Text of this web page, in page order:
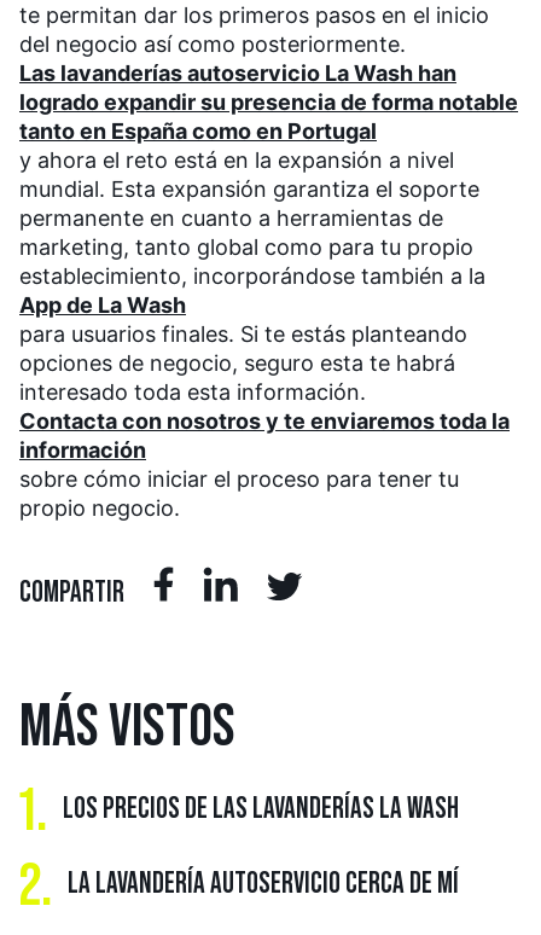
te permitan dar los primeros pasos en el inicio
del negocio así como posteriormente.
Las lavanderías autoservicio La Wash han
logrado expandir su presencia de forma notable
tanto en España como en Portugal
y ahora el reto está en la expansión a nivel
mundial. Esta expansión garantiza el soporte
permanente en cuanto a herramientas de
marketing, tanto global como para tu propio
establecimiento, incorporándose también a la
App de La Wash
para usuarios finales. Si te estás planteando
opciones de negocio, seguro esta te habrá
interesado toda esta información.
Contacta con nosotros y te enviaremos toda la
información
sobre cómo iniciar el proceso para tener tu
propio negocio.
COMPARTIR
MÁSVISTOS
1.
LOS PRECIOS DE LAS LAVANDERÍAS LA WASH
2. LA LAVANDERÍA AUTOSERVICIO CERCA DE MÍ